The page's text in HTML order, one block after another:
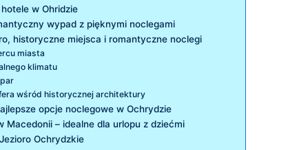
w ‍Ohridzie
wypad z ⁤pięknymi ‍noclegami
historyczne miejsca i romantyczne noclegi
miasta
klimatu
wśród ⁤historycznej architektury
opcje noclegowe‌ w Ochrydzie
Macedonii – idealne ​dla urlopu z dziećmi
Ochrydzkie